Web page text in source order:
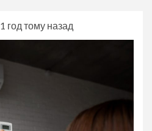
1 год тому назад